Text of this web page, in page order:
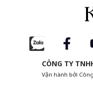
CÔNG TY
Vận hành bởi